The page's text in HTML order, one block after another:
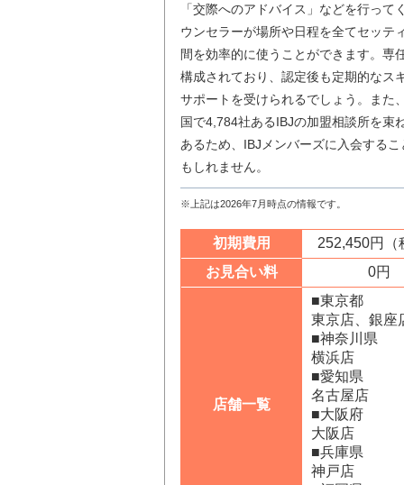
「交際へのアドバイス」などを行っ
ウンセラーが場所や日程を全てセッテ
間を効率的に使うことができます。専
構成されており、認定後も定期的なス
サポートを受けられるでしょう。また
国で4,784社あるIBJの加盟相談所を束
あるため、IBJメンバーズに入会する
もしれません。
※上記は2026年7月時点の情報です。
初期費用
252,450円（
お見合い料
0円
店舗一覧
■東京都
東京店、銀座
■神奈川県
横浜店
■愛知県
名古屋店
■大阪府
大阪店
■兵庫県
神戸店